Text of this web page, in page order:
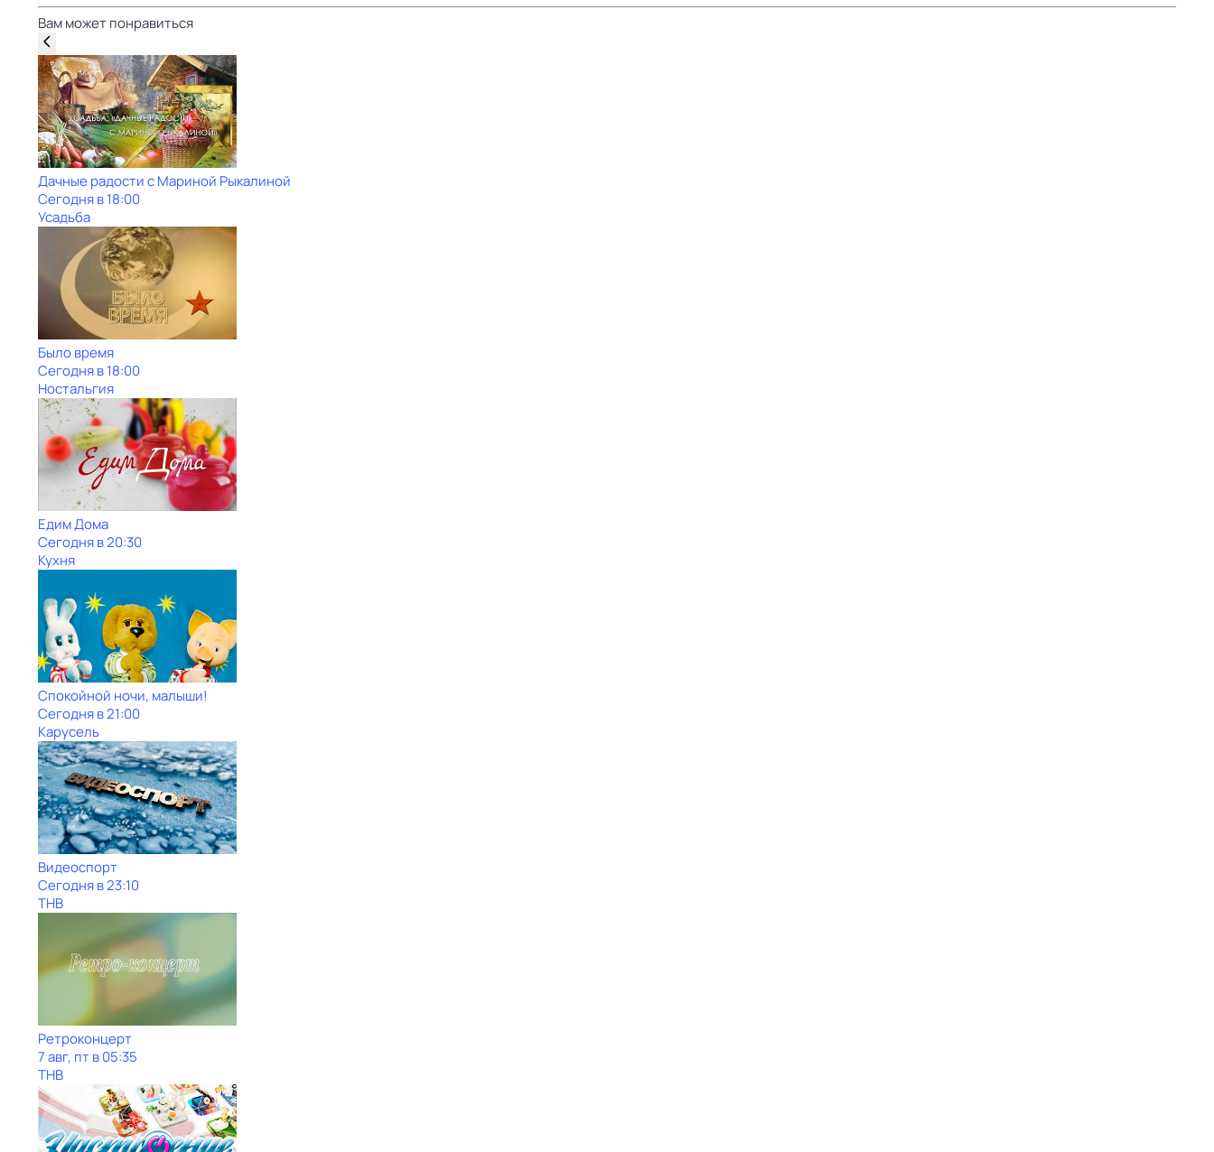
Вам может понравиться
Дачные радости с Мариной Рыкалиной
Сегодня в 18:00
Усадьба
Было время
Сегодня в 18:00
Ностальгия
Едим Дома
Сегодня в 20:30
Кухня
Спокойной ночи, малыши!
Сегодня в 21:00
Карусель
Видеоспорт
Сегодня в 23:10
ТНВ
Ретроконцерт
7 авг, пт в 05:35
ТНВ